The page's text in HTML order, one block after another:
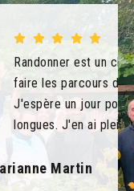
moi ! Et je peux
Camille :-)
marches plus
plein les yeux!!